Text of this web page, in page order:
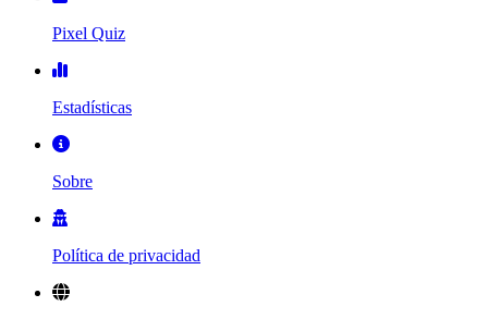
Pixel Quiz
Estadísticas
Sobre
Política de privacidad